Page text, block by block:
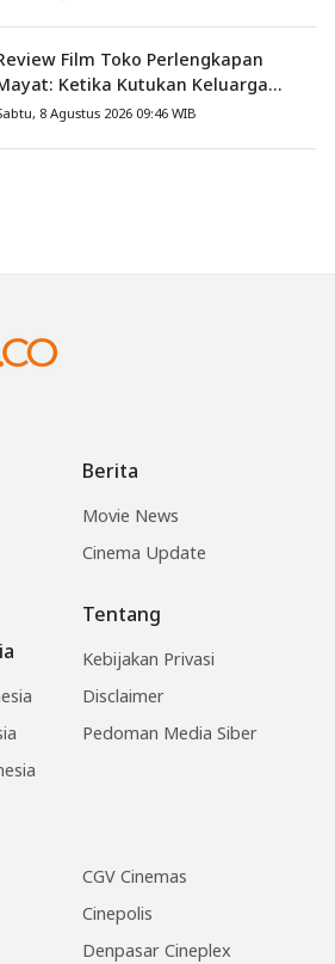
Film Toko Perlengkapan
Ketika Kutukan Keluarga
Sumber Teror yang
8 Agustus 2026 09:46 WIB
CGV Cinemas
Cinepolis
Denpasar Cineplex
Berita
Movie News
Cinema Update
Tentang
Kebijakan Privasi
Disclaimer
Pedoman Media Siber